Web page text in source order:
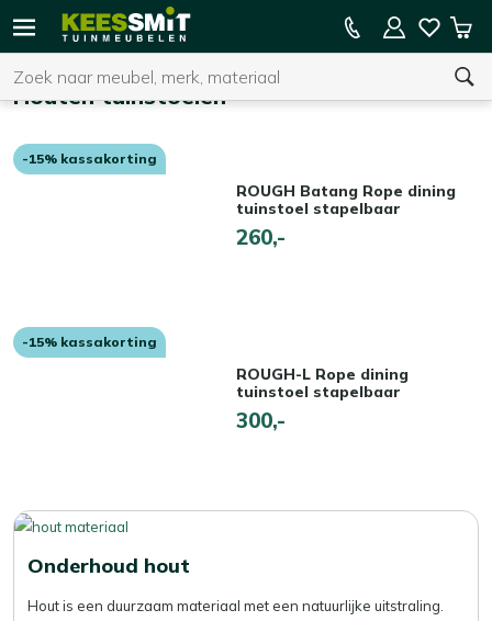
Kees
Tuinmeubelen
Zoeken
U heeft geen product(en) in uw winkelwagen.
15% kassakorting op de hele collectie
Houten tuinstoelen
-15% kassakorting
ROUGH Batang Rope dining
tuinstoel stapelbaar
260,-
-15% kassakorting
ROUGH-L Rope dining
tuinstoel stapelbaar
300,-
Onderhoud hout
Hout is een duurzaam materiaal met een natuurlijke uitstraling.